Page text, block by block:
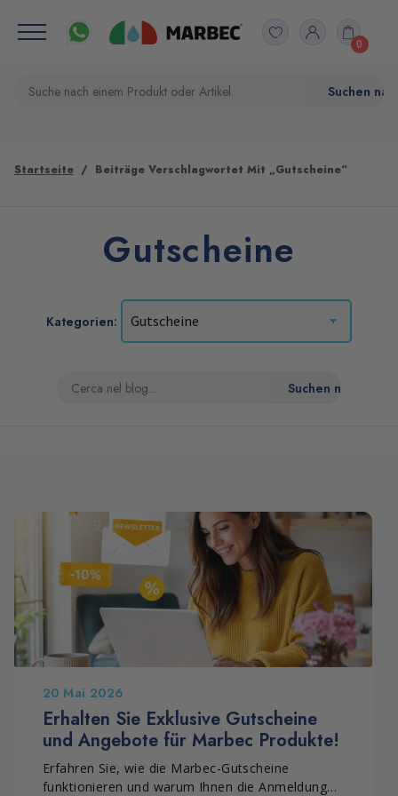
0
Startseite Beiträge Verschlagwortet Mit „Gutscheine“
Gutscheine
Kategorien:
20 Mai 2026
Erhalten Sie Exklusive Gutscheine
und Angebote für Marbec Produkte!
Erfahren Sie, wie die Marbec-Gutscheine
funktionieren und warum Ihnen die Anmeldung